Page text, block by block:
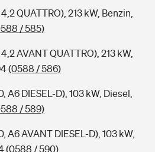
QUATTRO), 213 kW, Benzin,
/ 585)
AVANT QUATTRO), 213 kW,
(0588 / 586)
A6 DIESEL-D), 103 kW, Diesel,
/ 589)
A6 AVANT DIESEL-D), 103 kW,
(0588 / 590)